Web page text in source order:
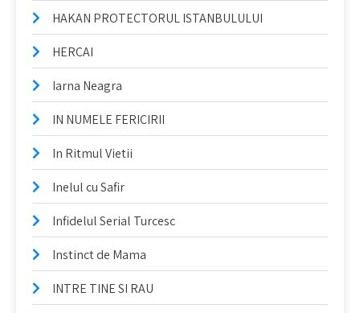
HAKAN PROTECTORUL ISTANBULULUI
HERCAI
Iarna Neagra
IN NUMELE FERICIRII
In Ritmul Vietii
Inelul cu Safir
Infidelul Serial Turcesc
Instinct de Mama
INTRE TINE SI RAU